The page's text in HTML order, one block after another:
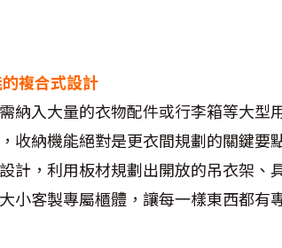
複合式設計
納入大量的衣物配件或行李箱等大型
收納機能絕對是更衣間規劃的關鍵要
計，利用板材規劃出開放的吊衣架、
小客製專屬櫃體，讓每一樣東西都有